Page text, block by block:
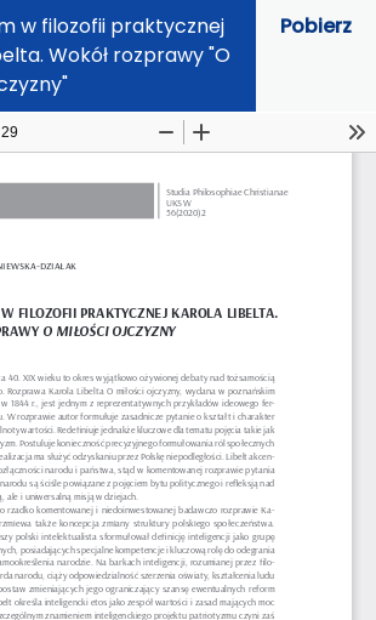
w filozofii praktycznej
Wokół rozprawy "O
Pobierz